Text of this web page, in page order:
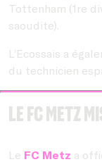
Tottenham (1re
saoudite).
L’Ecossais a
du technicien
Le FC Metz
Le FC Metz a